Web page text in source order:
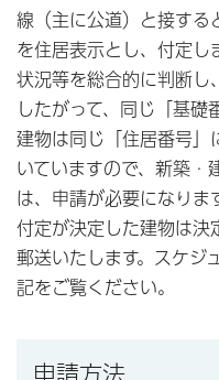
線（主に公道）と接する
を住居表示とし、付定し
状況等を総合的に判断し
したがって、同じ「基礎
建物は同じ「住居番号」
いていますので、新築・
は、申請が必要になりま
付定が決定した建物は決
郵送いたします。スケジ
記をご覧ください。
申請方法